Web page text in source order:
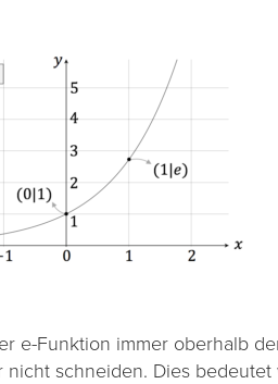
e-Funktion immer oberhalb
schneiden. Dies